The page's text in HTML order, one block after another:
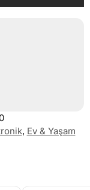
, Ev & Yaşam